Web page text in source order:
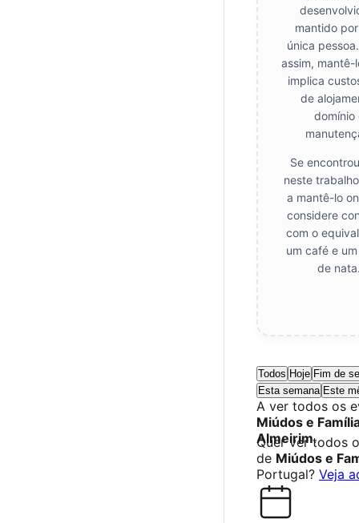
mantido
única
assim, mantê-
implica
de
domínio
Se
neste
a mantê-lo
considere
com o
um café e
de
Todos Hoje Fim de
Esta semana Este
A ver todos os
Miúdos e
Almeirim.
Quer ver todos
de Miúdos e
Portugal? Veja